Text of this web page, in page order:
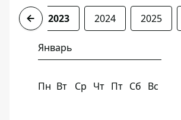
2022 2023 2024 2025
Январь
Пн Вт Ср Чт Пт Сб Вс